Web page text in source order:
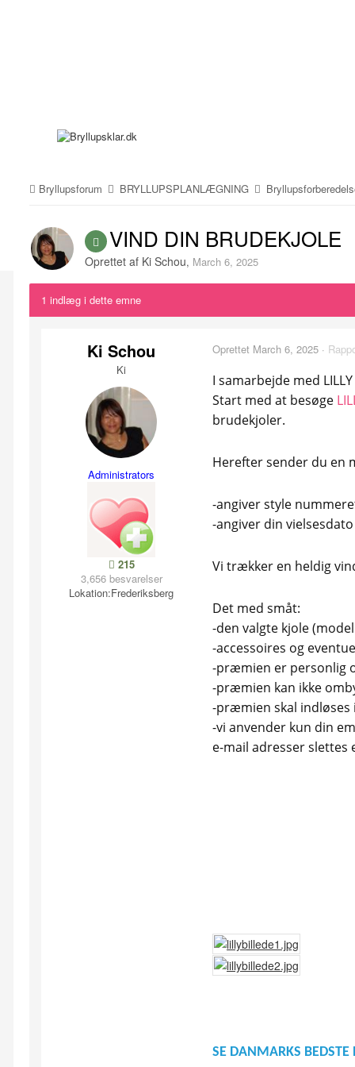
Bryllupsforum BRYLLUPSPLANLÆGNING
VIND DIN BRUDEKJOLE
Oprettet af Ki Schou, March 6, 2025
1 indlæg i dette emne
Ki Schou
Ki
Administrators
215
3,656 besvarelser
Lokation:Frederiksberg
Oprettet March 6, 2025 ·
I samarbejde med
Start med at besøge
brudekjoler.
Herefter sender du en
-angiver style
-angiver din vielsesdato
Vi trækker en heldig
Det med småt:
-den valgte kjole
-accessoires og
-præmien er personlig
-præmien kan ikke
-præmien skal indløses
-vi anvender kun din
e-mail adresser slettes
SE DANMARKS BEDSTE